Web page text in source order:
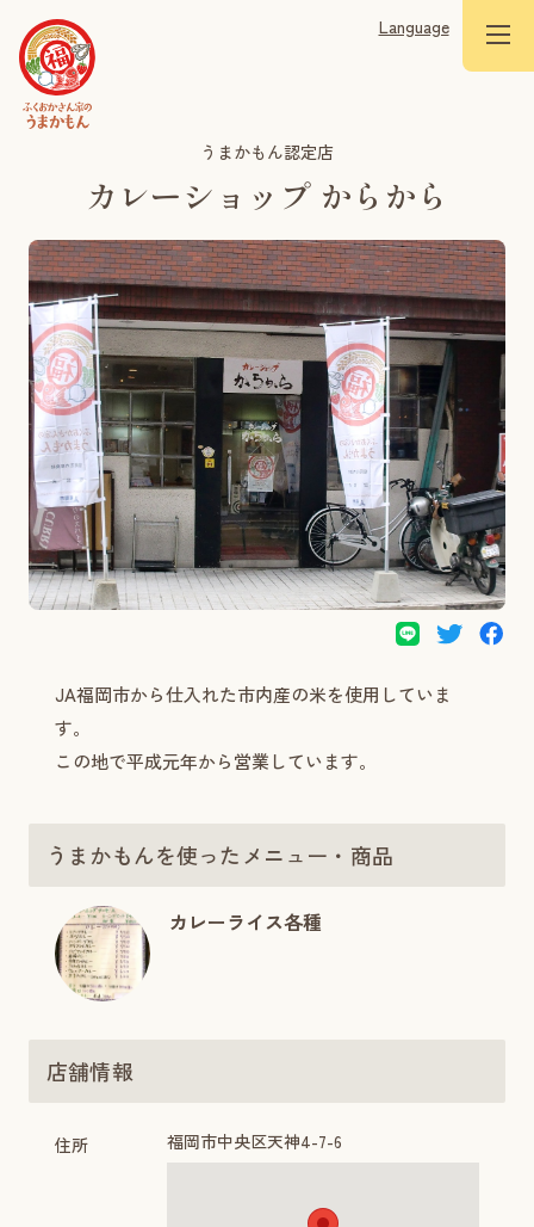
Language
うまかもん認定店
カレーショップ からから
JA福岡市から仕入れた市内産の米を使用していま
す。
この地で平成元年から営業しています。
うまかもんを使ったメニュー・商品
カレーライス各種
店舗情報
住所 福岡市中央区天神4-7-6